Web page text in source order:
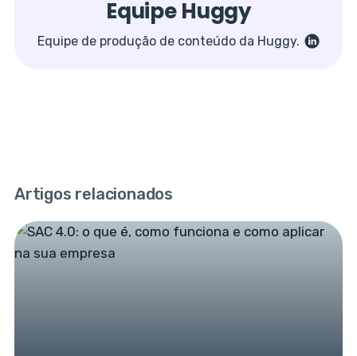
Equipe Huggy
Equipe de produção de conteúdo da Huggy.
Artigos relacionados